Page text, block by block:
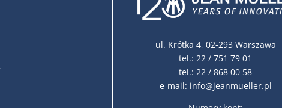
ul. Krótka 4, 02-293 Warszawa
tel.:22 / 751 79 01
tel.:22 / 868 00 58
e-mail: info@jeanmueller.pl